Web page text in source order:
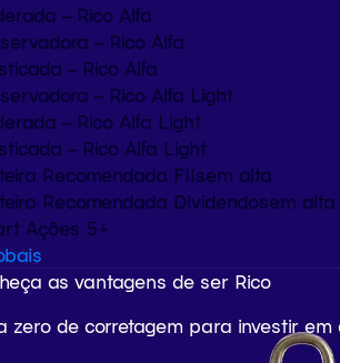
– Rico Alfa
– Rico Alfa
– Rico Alfa
– Rico Alfa Light
– Rico Alfa Light
– Rico Alfa Light
Recomendada FIIsem alta
Recomendada Dividendosem alta
Ações 5+
as vantagens de ser Rico
zero de corretagem para investir